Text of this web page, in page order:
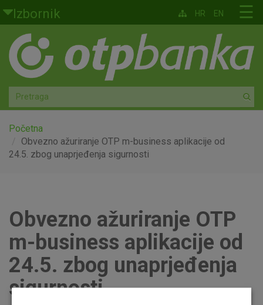
Skoči na glavni sadržaj
Izbornik
Građani
Privatno bankarstvo
Agro
Mala poduzeća i obrtnici
Srednja i velika poduzeća
Faktoring
O nama
☰
HR EN
Početna
Obvezno ažuriranje OTP m-business aplikacije od
24.5. zbog unaprjeđenja sigurnosti
Obvezno ažuriranje OTP
m-business aplikacije od
24.5. zbog unaprjeđenja
sigurnosti